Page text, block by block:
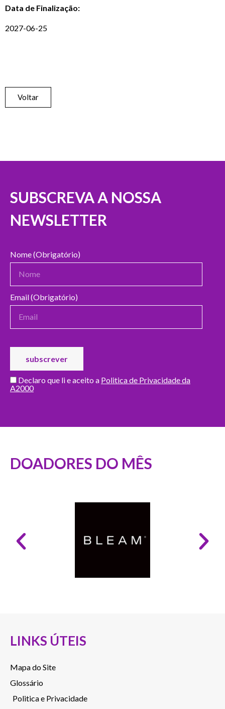
Data de Finalização:
2027-06-25
Voltar
SUBSCREVA A NOSSA
NEWSLETTER
Nome (Obrigatório)
Email (Obrigatório)
Declaro que li e aceito a Politica de Privacidade da
A2000
DOADORES DO MÊS
LINKS ÚTEIS
Mapa do Site
Glossário
Politica e Privacidade